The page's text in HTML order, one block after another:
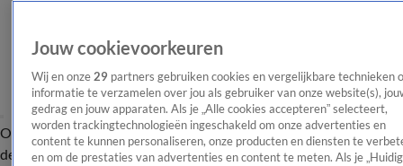
OverzichtAfleveringen Entertainment TV Algemeen
Tip
de redactieNieuwsbrief
Jouw cookievoorkeuren
Wij en onze 29 partners gebruiken cookies en vergelijkbare technieken
informatie te verzamelen over jou als gebruiker van onze website(s),
gedrag en jouw apparaten. Als je „Alle cookies accepteren” selecteert,
worden trackingtechnologieën ingeschakeld om onze advertenties en
content te kunnen personaliseren, onze producten en diensten te
en om de prestaties van advertenties en content te meten. Als je